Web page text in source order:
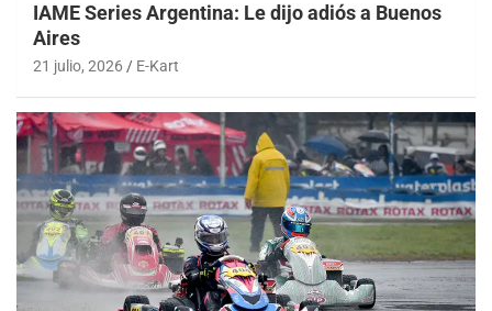
IAME Series Argentina: Le dijo adiós a Buenos
Aires
21 julio, 2026 E-Kart